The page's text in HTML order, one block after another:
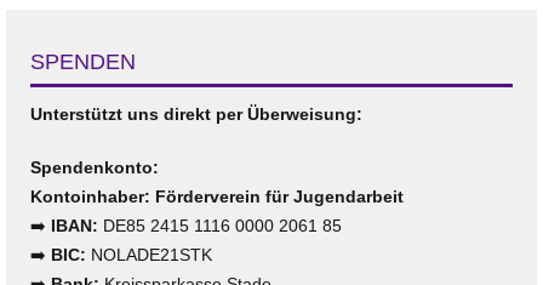
SPENDEN
Unterstützt uns direkt per Überweisung:
Spendenkonto:
Kontoinhaber: Förderverein für Jugendarbeit
➡️ IBAN: DE85 2415 1116 0000 2061 85
➡️ BIC: NOLADE21STK